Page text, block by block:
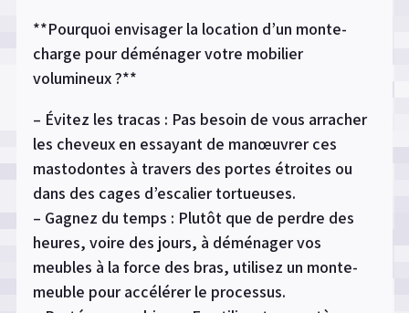
**Pourquoi envisager la location d’un monte-
charge pour déménager votre mobilier
volumineux ?**
– Évitez les tracas : Pas besoin de vous arracher
les cheveux en essayant de manœuvrer ces
mastodontes à travers des portes étroites ou
dans des cages d’escalier tortueuses.
– Gagnez du temps : Plutôt que de perdre des
heures, voire des jours, à déménager vos
meubles à la force des bras, utilisez un monte-
meuble pour accélérer le processus.